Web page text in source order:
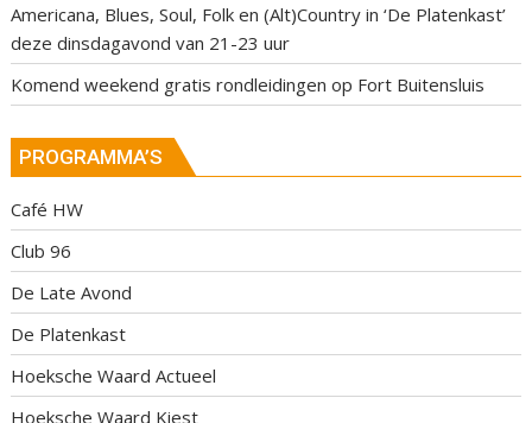
Americana, Blues, Soul, Folk en (Alt)Country in ‘De Platenkast’
deze dinsdagavond van 21-23 uur
Komend weekend gratis rondleidingen op Fort Buitensluis
PROGRAMMA’S
Café HW
Club 96
De Late Avond
De Platenkast
Hoeksche Waard Actueel
Hoeksche Waard Kiest